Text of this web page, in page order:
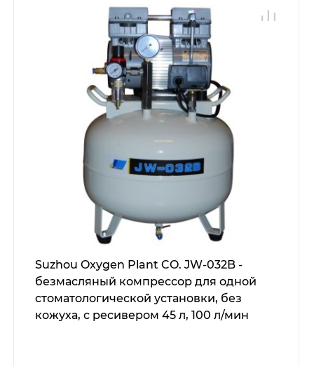
Suzhou Oxygen Plant CO. JW-032B -
безмасляный компрессор для одной
стоматологической установки, без
кожуха, с ресивером 45 л, 100 л/мин